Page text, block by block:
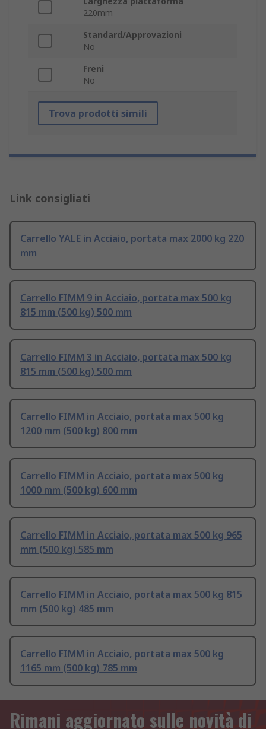
220mm
Standard/Approvazioni
No
Freni
No
Trova prodotti simili
Link consigliati
Carrello YALE in Acciaio, portata max 2000 kg 220
mm
Carrello FIMM 9 in Acciaio, portata max 500 kg
815 mm (500 kg) 500 mm
Carrello FIMM 3 in Acciaio, portata max 500 kg
815 mm (500 kg) 500 mm
Carrello FIMM in Acciaio, portata max 500 kg
1200 mm (500 kg) 800 mm
Carrello FIMM in Acciaio, portata max 500 kg
1000 mm (500 kg) 600 mm
Carrello FIMM in Acciaio, portata max 500 kg 965
mm (500 kg) 585 mm
Carrello FIMM in Acciaio, portata max 500 kg 815
mm (500 kg) 485 mm
Carrello FIMM in Acciaio, portata max 500 kg
1165 mm (500 kg) 785 mm
Rimani aggiornato sulle novità di